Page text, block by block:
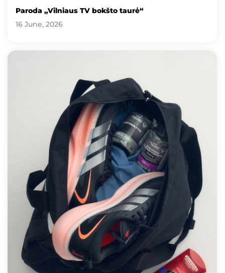
Paroda „Vilniaus TV bokšto taurė“
16 June, 2026